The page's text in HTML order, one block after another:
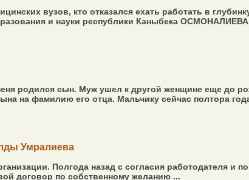
вузов, кто отказался ехать работать в
и науки республики Каныбека ОСМОНАЛИЕВА
родился сын. Муж ушел к другой женщине еще до
на фамилию его отца. Мальчику сейчас полтора
Умралиева
Полгода назад с согласия работодателя и
договор по собственному желанию ...